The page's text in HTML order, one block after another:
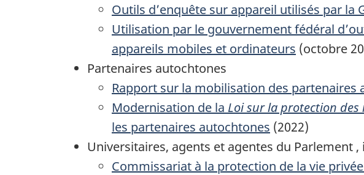
Outils d’enquête sur appareil utilisés par la
Utilisation par le gouvernement fédéral
appareils mobiles et ordinateurs (octobre
Partenaires autochtones
Rapport sur la mobilisation des partenaires
Modernisation de la Loi sur la protection
les partenaires autochtones (2022)
Universitaires, agents et agentes du Parlement
Commissariat à la protection de la vie